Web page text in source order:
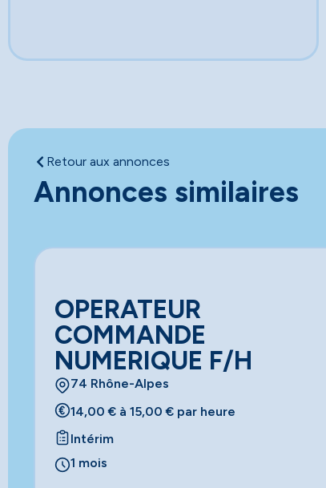
Retour aux annonces
Annonces similaires
OPERATEUR
COMMANDE
NUMERIQUE F/H
74 Rhône-Alpes
14,00 € à 15,00 € par heure
Intérim
1 mois